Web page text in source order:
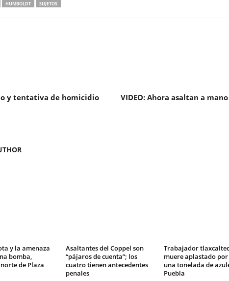
HUMBOLDT SUJETOS
y tentativa de homicidio
VIDEO: Ahora asaltan a
y la amenaza
bomba,
de Plaza
Asaltantes del Coppel son
“pájaros de cuenta”; los
cuatro tienen antecedentes
penales
Trabajador
muere aplastado por
una tonelada de
Puebla